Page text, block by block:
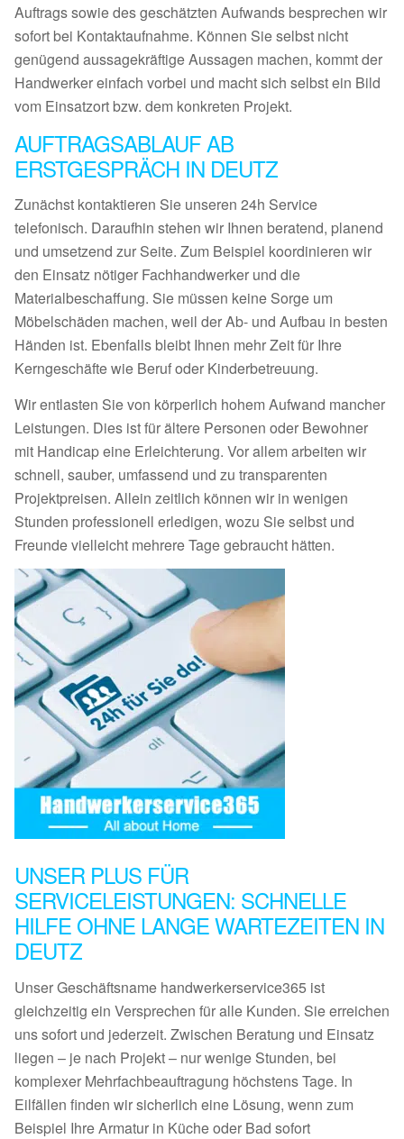
Auftrags sowie des geschätzten Aufwands besprechen wir
sofort bei Kontaktaufnahme. Können Sie selbst nicht
genügend aussagekräftige Aussagen machen, kommt der
Handwerker einfach vorbei und macht sich selbst ein Bild
vom Einsatzort bzw. dem konkreten Projekt.
AUFTRAGSABLAUF AB
ERSTGESPRÄCH IN DEUTZ
Zunächst kontaktieren Sie unseren 24h Service
telefonisch. Daraufhin stehen wir Ihnen beratend, planend
und umsetzend zur Seite. Zum Beispiel koordinieren wir
den Einsatz nötiger Fachhandwerker und die
Materialbeschaffung. Sie müssen keine Sorge um
Möbelschäden machen, weil der Ab- und Aufbau in besten
Händen ist. Ebenfalls bleibt Ihnen mehr Zeit für Ihre
Kerngeschäfte wie Beruf oder Kinderbetreuung.
Wir entlasten Sie von körperlich hohem Aufwand mancher
Leistungen. Dies ist für ältere Personen oder Bewohner
mit Handicap eine Erleichterung. Vor allem arbeiten wir
schnell, sauber, umfassend und zu transparenten
Projektpreisen. Allein zeitlich können wir in wenigen
Stunden professionell erledigen, wozu Sie selbst und
Freunde vielleicht mehrere Tage gebraucht hätten.
UNSER PLUS FÜR
SERVICELEISTUNGEN: SCHNELLE
HILFE OHNE LANGE WARTEZEITEN IN
DEUTZ
Unser Geschäftsname handwerkerservice365 ist
gleichzeitig ein Versprechen für alle Kunden. Sie erreichen
uns sofort und jederzeit. Zwischen Beratung und Einsatz
liegen – je nach Projekt – nur wenige Stunden, bei
komplexer Mehrfachbeauftragung höchstens Tage. In
Eilfällen finden wir sicherlich eine Lösung, wenn zum
Beispiel Ihre Armatur in Küche oder Bad sofort